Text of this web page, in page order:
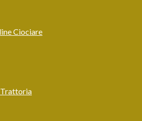
Ciociare